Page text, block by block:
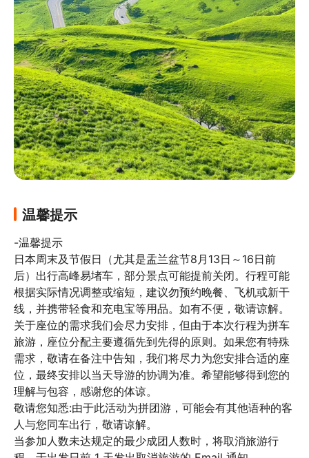
温馨提示
-温馨提示
日本周末及节假日（尤其是盂兰盆节8月13日～16日前
后）出行高峰易堵车，部分景点可能提前关闭。行程可能
根据实际情况调整或缩短，建议勿预约晚餐、飞机或新干
线，并携带轻食和充电宝等用品。如有不便，敬请谅解。
关于座位的需求我们会尽力安排，但由于本次行程为拼车
旅游，座位分配主要遵循先到先得的原则。如果您有特殊
需求，敬请在备注中告知，我们将尽力为您安排合适的座
位，最终安排以当天导游的协调为准。希望能够得到您的
理解与包容，感谢您的体谅。
敬请您知悉:由于此活动为拼团游，可能会有其他语种的客
人与您同车出行，敬请谅解。
当参加人数未达规定的最少成团人数时，将取消旅游行